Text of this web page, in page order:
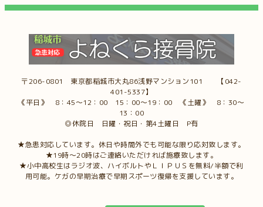
〒206-0801 東京都稲城市大丸86浅野マンション101 【042-
401-5337】
《平日》 8：45～12：00 15：00～19：00 《土曜》 8：30～
13：00
◎休院日 日曜・祝日・第4土曜日 P有
★急患対応しています。休日や時間外でも可能な限り応対致します。
★19時～20時はご連絡いただければ施療致します。
★小中高校生はラジオ波、ハイボルトやＬＩＰＵＳを無料/半額で利
用可能。ケガの早期治療で早期スポーツ復帰を支援しています。